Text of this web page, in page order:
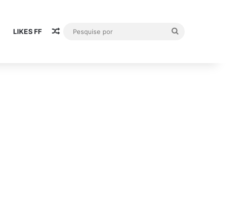
LIKES FF Publicación al azar